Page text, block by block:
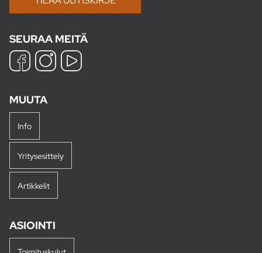
SEURAA MEITÄ
MUUTA
Info
Yritysesittely
Artikkelit
ASIOINTI